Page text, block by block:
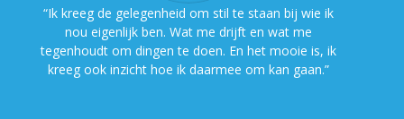
“Ik kreeg de gelegenheid om stil te staan bij wie ik
nou eigenlijk ben. Wat me drijft en wat me
tegenhoudt om dingen te doen. En het mooie is, ik
kreeg ook inzicht hoe ik daarmee om kan gaan.”